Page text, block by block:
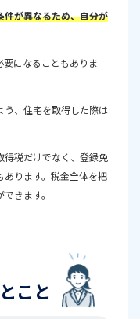
件が異なるため、自分が
になることもありま
う、住宅を取得した際は
得税だけでなく、登録免
ります。税金全体を把
きます。
こと